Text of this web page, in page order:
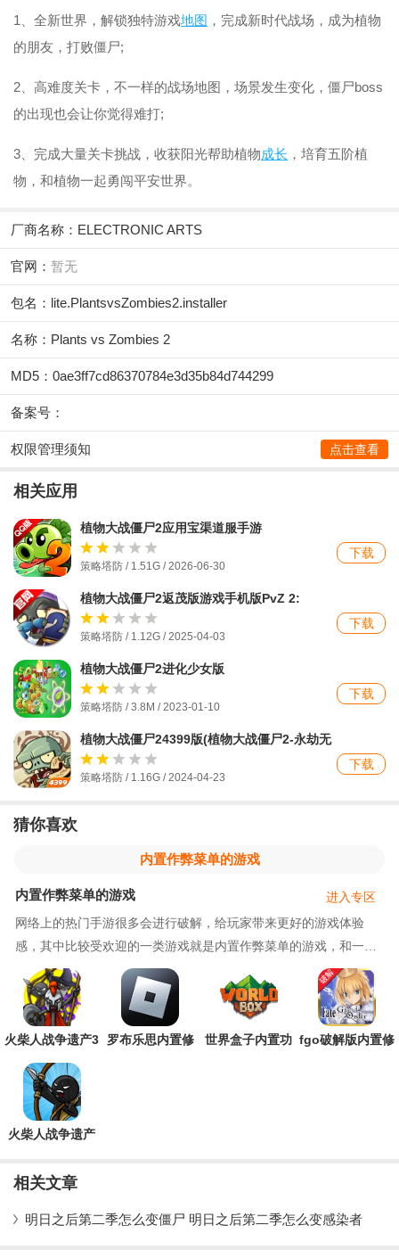
1、全新世界，解锁独特游戏地图 ，完成新时代战场，成为植物
的朋友，打败僵尸;
2、高难度关卡，不一样的战场地图，场景发生变化，僵尸boss
的出现也会让你觉得难打;
3、完成大量关卡挑战，收获阳光帮助植物成长 ，培育五阶植
物，和植物一起勇闯平安世界。
厂商名称： ELECTRONIC ARTS
官网： 暂无
包名：lite.PlantsvsZombies2.installer
名称：Plants vs Zombies 2
MD5：0ae3ff7cd86370784e3d35b84d744299
备案号：
权限管理须知 点击查看
相关应用
植物大战僵尸2应用宝渠道服手游
策略塔防 / 1.51G / 2026-06-30
下载
植物大战僵尸2返茂版游戏手机版PvZ 2:
Reflourished
策略塔防 / 1.12G / 2025-04-03
下载
植物大战僵尸2进化少女版
策略塔防 / 3.8M / 2023-01-10
下载
植物大战僵尸24399版(植物大战僵尸2-永劫无
间联动)
策略塔防 / 1.16G / 2024-04-23
下载
猜你喜欢
内置作弊菜单的游戏
内置作弊菜单的游戏
网络上的热门手游很多会进行破解，给玩家带来更好的游戏体验
感，其中比较受欢迎的一类游戏就是内置作弊菜单的游戏，和一般
的破解游戏不同，内置作弊菜单游戏会有很明显的一
进入专区
火柴人战争遗产3
Stick War 3
罗布乐思内置修
世界盒子内置功 fgo破解版内置修
火柴人战争遗产
召唤版)
相关文章
明日之后第二季怎么变僵尸 明日之后第二季怎么变感染者